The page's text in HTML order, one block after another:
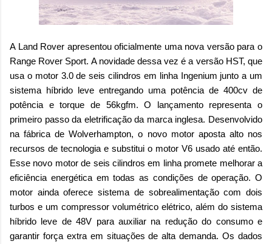
A Land Rover apresentou oficialmente uma nova versão para o
Range Rover Sport. A novidade dessa vez é a versão HST, que
usa o motor 3.0 de seis cilindros em linha Ingenium junto a um
sistema híbrido leve entregando uma potência de 400cv de
potência e torque de 56kgfm. O lançamento representa o
primeiro passo da eletrificação da marca inglesa. Desenvolvido
na fábrica de Wolverhampton, o novo motor aposta alto nos
recursos de tecnologia e substitui o motor V6 usado até então.
Esse novo motor de seis cilindros em linha promete melhorar a
eficiência energética em todas as condições de operação. O
motor ainda oferece sistema de sobrealimentação com dois
turbos e um compressor volumétrico elétrico, além do sistema
híbrido leve de 48V para auxiliar na redução do consumo e
garantir força extra em situações de alta demanda. Os dados